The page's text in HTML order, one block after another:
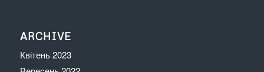
ARCHIVE
Квітень 2023